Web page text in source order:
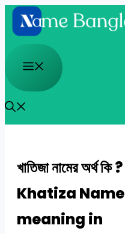
Skip
to
content
Menu
খাতিজা নামের অর্থ কি ?
Khatiza Name
meaning in